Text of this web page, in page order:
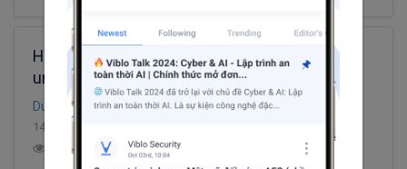
Hướng dẫn làm game online multiplayer trong
unity sử dụng unity Networking
Du Nguyen
14 phút đọc
17.8K 3 2 2